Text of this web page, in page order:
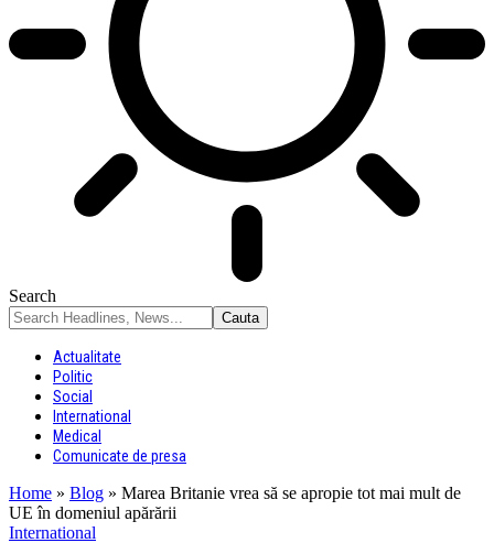
Search
Actualitate
Politic
Social
International
Medical
Comunicate de presa
Home » Blog » Marea Britanie vrea să se apropie tot mai mult de
UE în domeniul apărării
International